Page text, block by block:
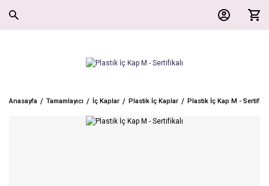
Anasayfa Tamamlayıcı İç Kaplar Plastik İç Kaplar Plastik İç Kap M -